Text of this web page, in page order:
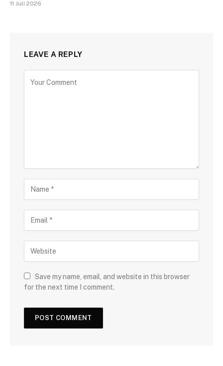
11 Juli 2026
LEAVE A REPLY
Save my name, email, and website in this browser
for the next time I comment.